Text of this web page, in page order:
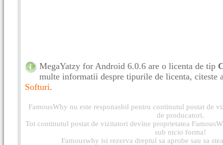
MegaYatzy for Android 6.0.6 are o licenta de tip
multe informatii despre tipurile de licenta, citeste
Softuri.
FamousWhy nu este responasbil pentru continutul postat de
de producatori.
Tot continutul postat de vizitatori devine proprietatea
sub nicio forma!
Famouswhy isi rezerva dreptul sa aprobe sau sa